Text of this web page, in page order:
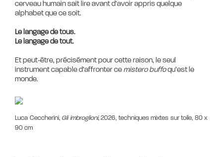
cerveau humain sait lire avant d’avoir appris quelque
alphabet que ce soit.
Le langage de tous.
Le langage de tout.
Et peut-être, précisément pour cette raison, le seul
instrument capable d’affronter cemistero buffoqu’est le
Luca Ceccherini, Gli imbroglioni, 2026, techniques mixtes sur toile, 80 x
90 cm